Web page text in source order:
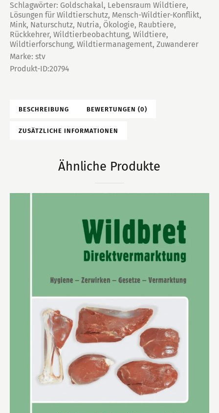
Schlagwörter: Goldschakal, Lebensraum Wildtiere,
Lösungen für Wildtierschutz, Mensch-Wildtier-Konflikt,
Mink, Naturschutz, Nutria, Ökologie, Raubtiere,
Rückkehrer, Wildtierbeobachtung, Wildtiere,
Wildtierforschung, Wildtiermanagement, Zuwanderer
Marke: stv
Produkt-ID:20794
BESCHREIBUNG BEWERTUNGEN (0)
ZUSÄTZLICHE INFORMATIONEN
Ähnliche Produkte